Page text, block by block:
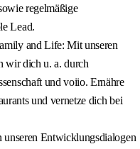
regelmäßige
Lead.
and Life: Mit unseren
wir dich u. a. durch
und voiio. Ernähre
und vernetze dich bei
Entwicklungsdialogen